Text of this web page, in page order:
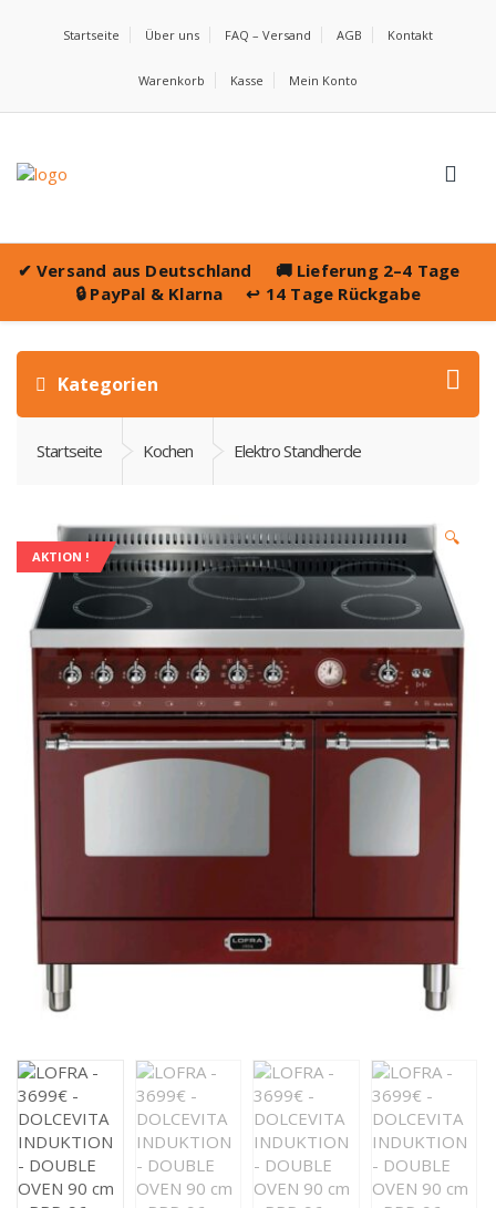
Startseite Über uns FAQ – Versand AGB Kontakt
Warenkorb Kasse Mein Konto
✔ Versand aus Deutschland 🚚 Lieferung 2–4 Tage
🔒 PayPal & Klarna ↩️ 14 Tage Rückgabe
Kategorien
Startseite Kochen Elektro Standherde
AKTION !
🔍